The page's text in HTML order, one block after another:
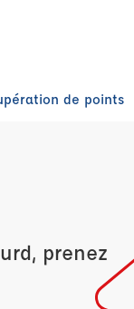
de points
prenez